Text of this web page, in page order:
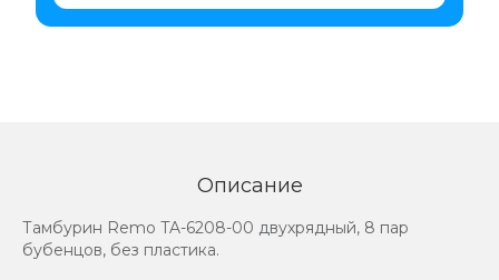
Описание
Тамбурин Remo TA-6208-00 двухрядный, 8 пар
бубенцов, без пластика.